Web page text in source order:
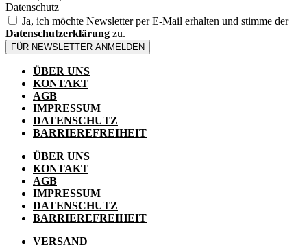
Datenschutz
Ja, ich möchte Newsletter per E-Mail erhalten und stimme der
Datenschutzerklärung zu.
FÜR NEWSLETTER ANMELDEN
ÜBER UNS
KONTAKT
AGB
IMPRESSUM
DATENSCHUTZ
BARRIEREFREIHEIT
ÜBER UNS
KONTAKT
AGB
IMPRESSUM
DATENSCHUTZ
BARRIEREFREIHEIT
VERSAND